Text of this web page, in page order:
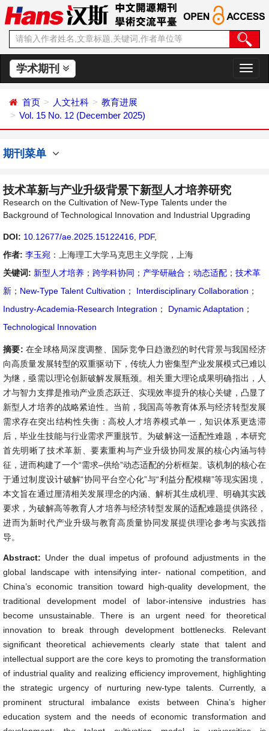
学术期刊
切
换
首页 人文社科
教育进展
Vol. 15 No. 12 (December 2025)
期刊菜单
技术革新与产业升级背景下新型人才培养研究
Research on the Cultivation of New-Type Talents under the
Background of Technological Innovation and Industrial Upgrading
DOI: 10.12677/ae.2025.15122416 PDF,
作者: 李玉宛 ：上海理工大学马克思主义学院，上海
关键词: 新型人才培养 ； 跨学科协同 ； 产学研融合 ； 动态适配 ； 技术革
新 ； New-Type Talent Cultivation ； Interdisciplinary Collaboration ；
Industry-Academia-Research Integration ； Dynamic Adaptation ；
Technological Innovation
摘要: 在全球格局深度调整、国际竞争日趋激烈的时代背景与我国经济
向高质量发展转型的双重驱动下，传统人力密集型产业发展模式已难以
为继，亟需以理论创新破解发展瓶颈。相关重大理论成果明确指出，人
才与智力支撑是推动产业质态跃迁、实现效率提升的核心关键，凸显了
新型人才培养的战略紧迫性。当前，我国高等教育体系与经济转型发展
需求存在突出结构性失衡：高校人才培养模式单一，知识体系更迭滞
后，毕业生技能与行业需求严重脱节。为破解这一适配性难题，本研究
首先明晰了技术革新、要素重构与产业升级协同发展的核心内涵与特
征，进而构建了一个“需求–供给”动态适配的分析框架。该机制的核心在
于通过制度设计破解“协同平台空心化”与“利益分配模糊”等现实困境，
本文旨在通过厘清相关发展理念的内涵、解析其生成机理、明确其实践
要求，为破解高等教育人才培养与经济转型发展的适配难题提供路径，
进而为新时代产业升级与教育高质量协同发展提供理论参考与实践指
导。
Abstract: Under the dual impetus of profound adjustments in the
global landscape with intensifying inter- national competition, and
China’s economic transition toward high-quality development, the
traditional development model of labor-intensive industries has
become unsustainable. There is an urgent need for theoretical
innovation to break through development bottlenecks. Relevant
significant theoretical achievements clearly state that talent and
intellectual support are the core keys to promoting the transformation
of industrial quality and realizing efficiency improvement, highlighting
the strategic urgency of nurturing new-type talents. Currently, a
prominent structural imbalance exists between China’s higher
education system and the needs of economic transformation and